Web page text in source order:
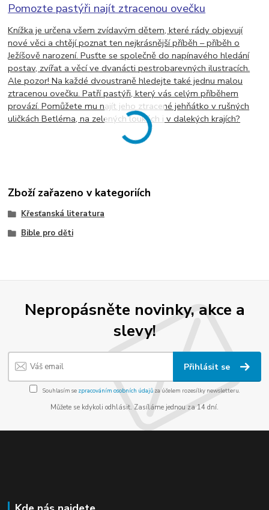
Pomozte pastýři najít ztracenou ovečku
Knížka je určena všem zvídavým dětem, které rády objevují
nové věci a chtějí poznat ten nejkrásnější příběh – příběh o
Ježíšově narození. Pusťte se společně do napínavého hledání
postav, zvířat a věcí ve dvanácti pestrobarevných ilustracích.
Ale pozor! Na každé dvoustraně hledejte také jednu malou
ztracenou ovečku. Patří pastýři, který vás celým příběhem
provází. Pomůžete mu najít jeho ztracené jehňátko v rušných
uličkách Betléma, na zelených loukách i v dalekých krajích?
Zboží zařazeno v kategoriích
Křesťanská literatura
Bible pro děti
Nepropásněte novinky, akce a
slevy!
Přihlásit se
Souhlasím se zpracováním osobních údajůza účelem rozesílky newsletteru.
Můžete se kdykoli odhlásit. Zasíláme jednou za 14 dní.